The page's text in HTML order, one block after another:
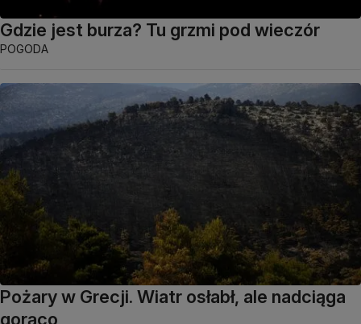
Gdzie jest burza? Tu grzmi pod wieczór
POGODA
Pożary w Grecji. Wiatr osłabł, ale nadciąga
gorąco